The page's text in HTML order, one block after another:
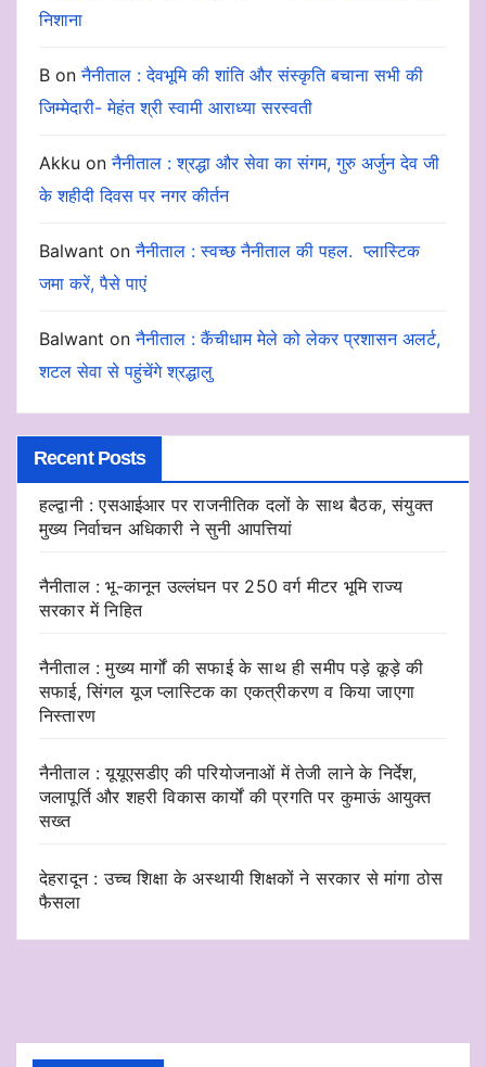
निशाना
B onनैनीताल : देवभूमि की शांति और संस्कृति बचाना सभी की
जिम्मेदारी- मेहंत श्री स्वामी आराध्या सरस्वती
Akku onनैनीताल : श्रद्धा और सेवा का संगम, गुरु अर्जुन देव जी
के शहीदी दिवस पर नगर कीर्तन
Balwant onनैनीताल : स्वच्छ नैनीताल की पहल. प्लास्टिक
जमा करें, पैसे पाएं
Balwant onनैनीताल : कैंचीधाम मेले को लेकर प्रशासन अलर्ट,
शटल सेवा से पहुंचेंगे श्रद्धालु
Recent Posts
हल्द्वानी : एसआईआर पर राजनीतिक दलों के साथ बैठक, संयुक्त
मुख्य निर्वाचन अधिकारी ने सुनी आपत्तियां
नैनीताल : भू-कानून उल्लंघन पर 250 वर्ग मीटर भूमि राज्य
सरकार में निहित
नैनीताल : मुख्य मार्गों की सफाई के साथ ही समीप पड़े कूड़े की
सफाई, सिंगल यूज प्लास्टिक का एकत्रीकरण व किया जाएगा
निस्तारण
नैनीताल : यूयूएसडीए की परियोजनाओं में तेजी लाने के निर्देश,
जलापूर्ति और शहरी विकास कार्यों की प्रगति पर कुमाऊं आयुक्त
सख्त
देहरादून : उच्च शिक्षा के अस्थायी शिक्षकों ने सरकार से मांगा ठोस
फैसला